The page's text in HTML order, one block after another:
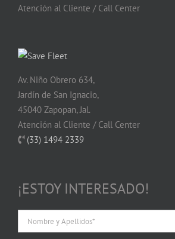
Atención al Cliente / Call Center
Av. Niño Obrero 634,
Jardín de San Ignacio,
45040 Zapopan, Jal.
Atención al Cliente / Call Center
(33) 1494 2339
¡ESTOY INTERESADO!